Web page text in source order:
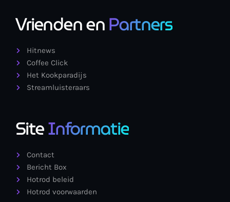
Vrienden enPartners
Hitnews
Coffee Click
Het Kookparadijs
Streamluisteraars
SiteInformatie
Contact
Bericht Box
Hotrod beleid
Hotrod voorwaarden